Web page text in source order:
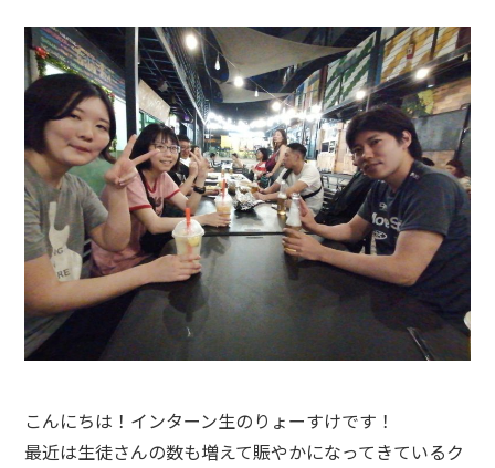
こんにちは！インターン生のりょーすけです！
最近は生徒さんの数も増えて賑やかになってきているク